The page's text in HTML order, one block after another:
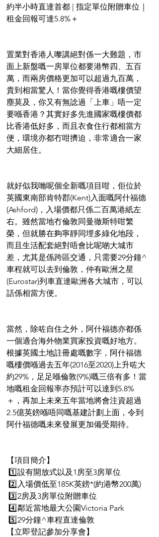
約半小時直達首都 | 指定單位附贈車位｜
租金回報可達5.8%＋
置業對香港人嚟講絕對係一大難題，市
面上新盤嘅一房單位都要港幣四、五百
萬，而兩房價格更加可以超過九百萬，
貴到相當驚人！當你覺得香港嘅樓價望
塵莫及，你又有無諗過「上車」唔一定
要喺香港？其實好多先進國家嘅樓價都
比香港低好多，而且衣食住行都相當方
便，環境亦都冇咁擠迫，非常適合一家
大細居住。
就好似我哋呢個全新嘅項目咁，佢位於
英國東南部肯特郡(Kent)入面嘅阿什福德
(Ashford)，入場價都只係二百萬港紙左
右。雖然當地冇倫敦同曼徹斯特咁繁
榮，但就勝在夠寧靜同埋多綠化地段，
而且生活配套絕對唔會比呢啲大城市
差，尤其是係跨區交通，只需要29分鐘^
車程就可以去到倫敦，仲有歐洲之星
(Eurostar)列車直達歐洲各大城市，可以
話係相當方便。
當然，除咗自住之外，阿什福德亦都係
一個適合海外物業買家投資嘅好地方。
根據英國土地註冊處嘅數字，阿什福德
嘅樓價喺過去五年(2016至2020)上升咗大
約29%，足足喺倫敦(9%)嘅三倍有多！當
地嘅租金回報率亦預計可以達到5.8%
＋，再加上未來五年當地將會注資超過
2.5億英鎊喺唔同嘅基建計劃上面，令到
阿什福德嘅未來發展更加備受期待。
【項目簡介】
1️⃣設有開放式以及1房至3房單位
2️⃣入場價低至185K英鎊*(約港幣200萬)
3️⃣2房及3房單位附贈車位
4️⃣鄰近當地最大公園Victoria Park
5️⃣29分鐘^車程直達倫敦
【立即登記參加分享會】